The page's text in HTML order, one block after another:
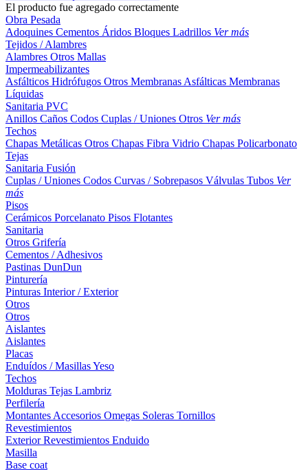
El producto fue agregado correctamente
Obra Pesada
Adoquines Cementos Áridos Bloques Ladrillos Ver más
Tejidos / Alambres
Alambres Otros Mallas
Impermeabilizantes
Asfálticos Hidrófugos Otros Membranas Asfálticas Membranas
Líquidas
Sanitaria PVC
Anillos Caños Codos Cuplas / Uniones Otros Ver más
Techos
Chapas Metálicas Otros Chapas Fibra Vidrio Chapas Policarbonato
Tejas
Sanitaria Fusión
Cuplas / Uniones Codos Curvas / Sobrepasos Válvulas Tubos Ver
más
Pisos
Cerámicos Porcelanato Pisos Flotantes
Sanitaria
Otros Grifería
Cementos / Adhesivos
Pastinas DunDun
Pinturería
Pinturas Interior / Exterior
Otros
Otros
Aislantes
Aislantes
Placas
Enduídos / MasillasYeso
Techos
Molduras Tejas Lambriz
Perfilería
Montantes Accesorios Omegas Soleras Tornillos
Revestimientos
ExteriorRevestimientos Enduido
Masilla
Base coat